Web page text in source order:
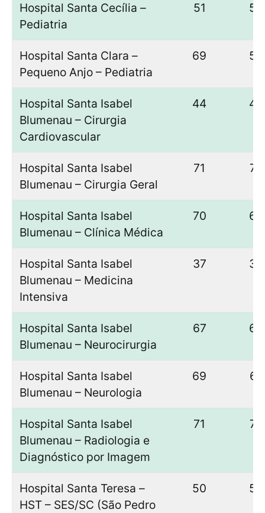
Hospital Santa Cecília –
Pediatria
51 50
Hospital Santa Clara –
Pequeno Anjo – Pediatria
69 50
Hospital Santa Isabel
Blumenau – Cirurgia
Cardiovascular
44 44
Hospital Santa Isabel
Blumenau – Cirurgia Geral
71 73
Hospital Santa Isabel
Blumenau – Clínica Médica
70 66
Hospital Santa Isabel
Blumenau – Medicina
Intensiva
37 39
Hospital Santa Isabel
Blumenau – Neurocirurgia
67 66
Hospital Santa Isabel
Blumenau – Neurologia
69 67
Hospital Santa Isabel
Blumenau – Radiologia e
Diagnóstico por Imagem
71 70
Hospital Santa Teresa –
HST – SES/SC (São Pedro
50 50